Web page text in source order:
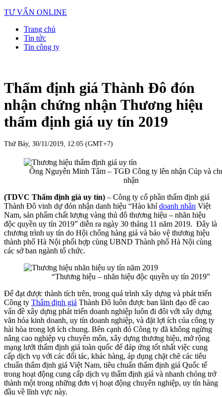
TƯ VẤN ONLINE
Trang chủ
Tin tức
Tin công ty
Thẩm định giá Thành Đô đón
nhận chứng nhận Thương hiệu
thẩm định giá uy tín 2019
Thứ Bảy, 30/11/2019, 12:05 (GMT+7)
Ông Nguyễn Minh Tâm – TGĐ Công ty lên nhận Cúp và
nhận
(TDVC Thẩm định giá uy tín) – Công ty cổ phần thẩm định giá
Thành Đô vinh dự đón nhận danh hiệu “Hào khídoanh nhân Việt
Nam, sản phẩm chất lượng vàng thủ đô thương hiệu – nhãn hiệu
độc quyền uy tín 2019” diễn ra ngày 30 tháng 11 năm 2019. Đây là
chương trình uy tín do Hội chống hàng giả và bảo vệ thương hiệu
thành phố Hà Nội phối hợp cùng UBND Thành phố Hà Nội cùng
các sở ban ngành tổ chức.
“Thương hiệu – nhãn hiệu độc quyền uy tín 2019”
Để đạt được thành tích trên, trong quá trình xây dựng và phát triển
Công ty Thẩm định giá Thành Đô luôn được ban lãnh đạo đề cao
vấn đề xây dựng phát triển doanh nghiệp luôn đi đôi với xây dựng
văn hóa kinh doanh, uy tín doanh nghiệp, và đặt lợi ích của công ty
hài hòa trong lợi ích chung. Bên cạnh đó Công ty đã không ngừng
nâng cao nghiệp vụ chuyên môn, xây dựng thương hiệu, mở rộng
mạng lưới thẩm định giá toàn quốc để đáp ứng tốt nhất việc cung
cấp dịch vụ với các đối tác, khác hàng, áp dụng chặt chẽ các tiêu
chuẩn thẩm định giá Việt Nam, tiêu chuẩn thẩm định giá Quốc tế
trong hoạt động cung cấp dịch vụ thẩm định giá và nhanh chóng trở
thành một trong những đơn vị hoạt động chuyên nghiệp, uy tín hàng
đầu về lĩnh vực này.